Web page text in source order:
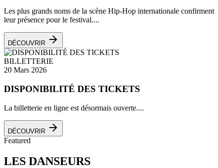
Les plus grands noms de la scène Hip-Hop internationale confirment
leur présence pour le festival....
DÉCOUVRIR
BILLETTERIE
20 Mars 2026
DISPONIBILITÉ DES TICKETS
La billetterie en ligne est désormais ouverte....
DÉCOUVRIR
Featured
LES DANSEURS